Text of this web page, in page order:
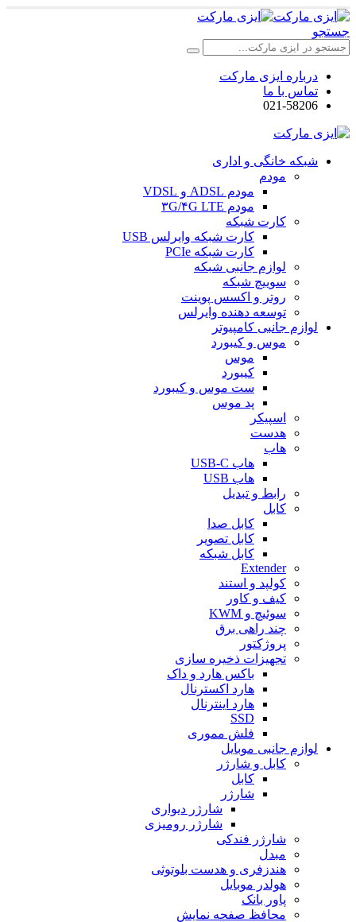
جستجو
درباره ایزی مارکت
تماس با ما
021-58206
شبکه خانگی و اداری
مودم
مودم ADSL و VDSL
مودم ۳G/۴G LTE
کارت شبکه
کارت شبکه وایرلس USB
کارت شبکه PCIe
لوازم جانبی شبکه
سوییچ شبکه
روتر و اکسس پوینت
توسعه دهنده وایرلس
لوازم جانبی کامپیوتر
موس و کیبورد
موس
کیبورد
ست موس و کیبورد
پد موس
اسپیکر
هدست
هاب
هاب USB-C
هاب USB
رابط و تبدیل
کابل
کابل صدا
کابل تصویر
کابل شبکه
Extender
کولپد و استند
کیف و کاور
سوئیچ و KWM
چند راهی برق
پروژکتور
تجهیزات ذخیره سازی
باکس هارد و داک
هارد اکسترنال
هارد اینترنال
SSD
فلش مموری
لوازم جانبی موبایل
کابل و شارژر
کابل
شارژر
شارژر دیواری
شارژر رومیزی
شارژر فندکی
مبدل
هندزفری و هدست بلوتوثی
هولدر موبایل
پاور بانک
محافظ صفحه نمایش